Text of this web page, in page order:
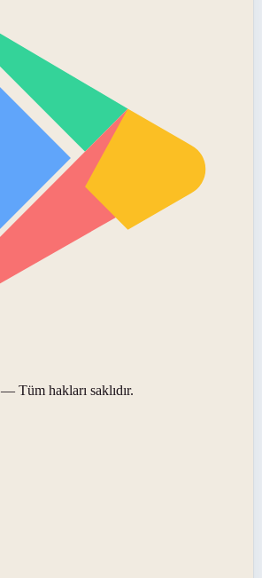
— Tüm hakları saklıdır.